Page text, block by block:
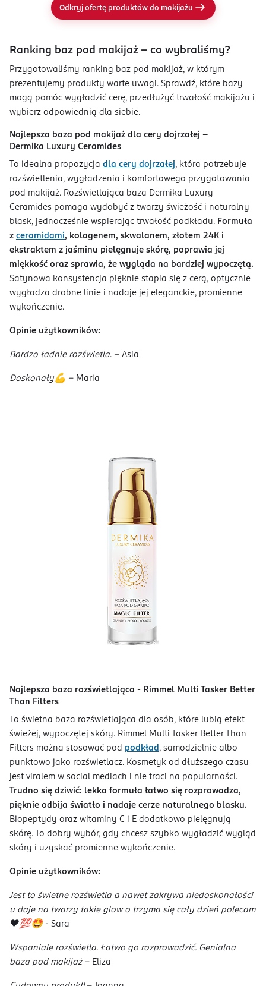
Odkryj ofertę produktów do makijażu
Ranking baz pod makijaż – co wybraliśmy?
Przygotowaliśmy ranking baz pod makijaż, w którym
prezentujemy produkty warte uwagi. Sprawdź, które bazy
mogą pomóc wygładzić cerę, przedłużyć trwałość makijażu i
wybierz odpowiednią dla siebie.
Najlepsza baza pod makijaż dla cery dojrzałej -
Dermika Luxury Ceramides
To idealna propozycja dla cery dojrzałej, która potrzebuje
rozświetlenia, wygładzenia i komfortowego przygotowania
pod makijaż. Rozświetlająca baza Dermika Luxury
Ceramides pomaga wydobyć z twarzy świeżość i naturalny
blask, jednocześnie wspierając trwałość podkładu. Formuła
z ceramidami, kolagenem, skwalanem, złotem 24K i
ekstraktem z jaśminu pielęgnuje skórę, poprawia jej
miękkość oraz sprawia, że wygląda na bardziej wypoczętą.
Satynowa konsystencja pięknie stapia się z cerą, optycznie
wygładza drobne linie i nadaje jej eleganckie, promienne
wykończenie.
Opinie użytkowników:
Bardzo ładnie rozświetla. - Asia
Doskonały💪 - Maria
Najlepsza baza rozświetlająca - Rimmel Multi Tasker Better
Than Filters
To świetna baza rozświetlająca dla osób, które lubią efekt
świeżej, wypoczętej skóry. Rimmel Multi Tasker Better Than
Filters można stosować pod podkład , samodzielnie albo
punktowo jako rozświetlacz. Kosmetyk od dłuższego czasu
jest viralem w social mediach i nie traci na popularności.
Trudno się dziwić: lekka formuła łatwo się rozprowadza,
pięknie odbija światło i nadaje cerze naturalnego blasku.
Biopeptydy oraz witaminy C i E dodatkowo pielęgnują
skórę. To dobry wybór, gdy chcesz szybko wygładzić wygląd
skóry i uzyskać promienne wykończenie.
Opinie użytkowników:
Jest to świetne rozświetla a nawet zakrywa niedoskonałości
u daje na twarzy takie glow o trzyma się cały dzień polecam
❤️💯🤩 - Sara
Wspaniale rozświetla. Łatwo go rozprowadzić. Genialna
baza pod makijaż- Eliza